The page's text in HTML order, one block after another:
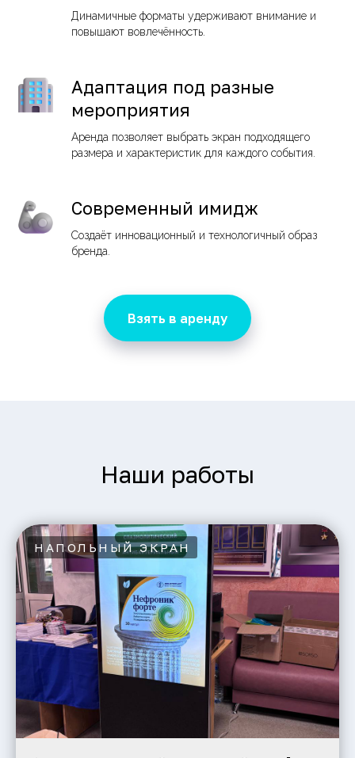
Динамичные форматы удерживают внимание и
повышают вовлечённость.
Адаптация под разные
мероприятия
Аренда позволяет выбрать экран подходящего
размера и характеристик для каждого события.
Современный имидж
Создаёт инновационный и технологичный образ
бренда.
Взять в аренду
Наши работы
НАПОЛЬНЫЙ ЭКРАН